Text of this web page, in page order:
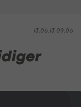
13.06.13 09:06